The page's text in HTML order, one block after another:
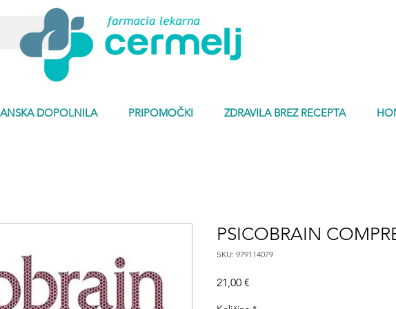
DOPOLNILA PRIPOMOČKI ZDRAVILA BREZ RECEPTA
PSICOBRAIN
SKU: 979114079
21,00 €